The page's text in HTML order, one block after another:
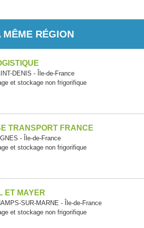
MÊME RÉGION
DENIS - Île-de-France
et stockage non frigorifique
TRANSPORT FRANCE
- Île-de-France
et stockage non frigorifique
ET MAYER
SUR-MARNE - Île-de-France
et stockage non frigorifique